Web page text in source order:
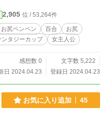
それぞれの国家からあらゆる種族
を謳歌していた。
2,905 位 / 53,264件
お尻ペンペン 百合
お尻
タジーカップ 女主人公
感想数 0
文字数 5,222
日 2024.04.23
登録日 2024.04.23
お気に入り追加 45